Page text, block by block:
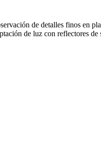
de detalles finos en
de luz con reflectores